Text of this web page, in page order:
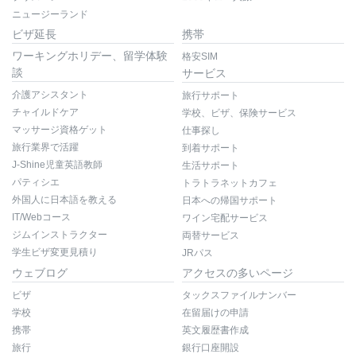
ニュージーランド
ビザ延長
ワーキングホリデー、留学体験
談
介護アシスタント
チャイルドケア
マッサージ資格ゲット
旅行業界で活躍
J-Shine児童英語教師
パティシエ
外国人に日本語を教える
IT/Webコース
ジムインストラクター
学生ビザ変更見積り
携帯
格安SIM
サービス
旅行サポート
学校、ビザ、保険サービス
仕事探し
到着サポート
生活サポート
トラトラネットカフェ
日本への帰国サポート
ワイン宅配サービス
両替サービス
JRパス
ウェブログ
ビザ
学校
携帯
旅行
アクセスの多いページ
タックスファイルナンバー
在留届けの申請
英文履歴書作成
銀行口座開設